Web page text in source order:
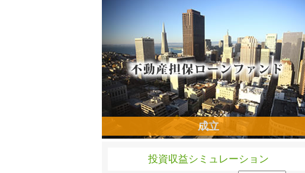
成立
投資収益シミュレーション